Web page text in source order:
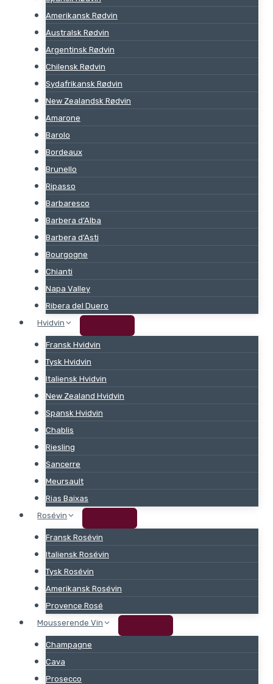
Amerikansk Rødvin
Australsk Rødvin
Argentinsk Rødvin
Chilensk Rødvin
Sydafrikansk Rødvin
New Zealandsk Rødvin
Amarone
Barolo
Bordeaux
Brunello
Ripasso
Barbaresco
Barbera d’Alba
Barbera d’Asti
Bourgogne
Chianti
Napa Valley
Ribera del Duero
Hvidvin
Fransk Hvidvin
Tysk Hvidvin
Italiensk Hvidvin
New Zealand Hvidvin
Spansk Hvidvin
Chablis
Riesling
Sancerre
Meursault
Rias Baixas
Rosévin
Fransk Rosévin
Italiensk Rosévin
Tysk Rosévin
Amerikansk Rosévin
Provence Rosé
Mousserende Vin
Champagne
Cava
Prosecco